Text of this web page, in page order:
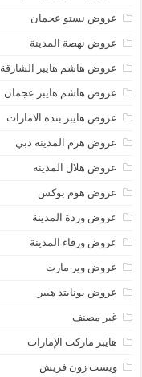
عروض نستو عجمان
عروض نهضة المدينة
عروض هاشم هايبر الشارقة
عروض هاشم هايبر عجمان
عروض هايبر بنده الامارات
عروض هرم المدينة دبي
عروض هلال المدينة
عروض هوم بوكس
عروض وردة المدينة
عروض ورقاء المدينة
عروض وير مارت
عروض يونايتد هيبر
غير مصنف
هايبر ماركت الإمارات
ويست زون فريش